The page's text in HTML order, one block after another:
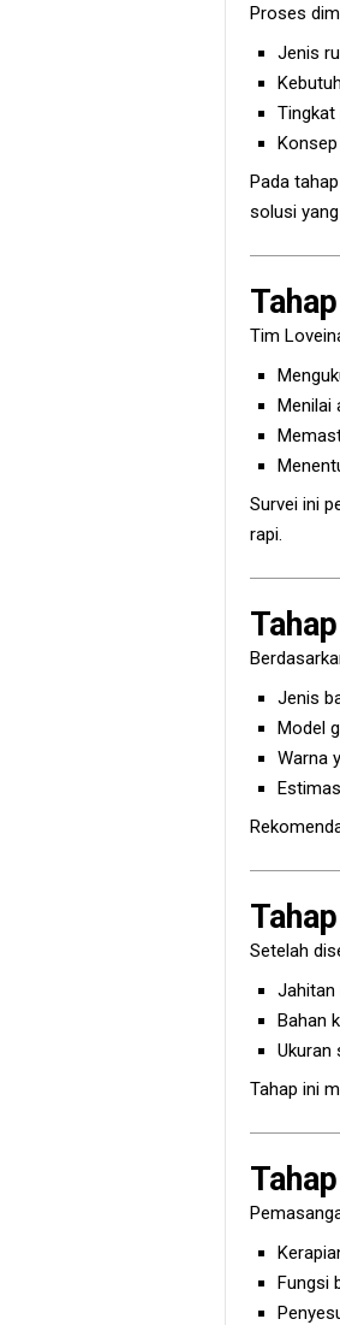
Proses
Jenis
Tingkat
Pada
solusi
Tim
Menilai
Survei ini
rapi.
Jenis
Model
Warna
Setelah
Jahitan
Bahan
Ukuran
Tahap ini
Fungsi